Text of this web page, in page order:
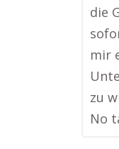
die
mir
zu
No